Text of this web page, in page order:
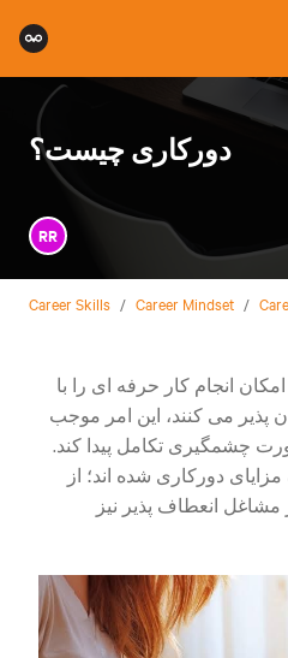
دورکاری چیست؟
RR
Career Skills / Career Mindset /
انجام کار حرفه ای را با
می کنند، این امر موجب
چشمگیری تکامل پیدا کند.
دورکاری شده اند؛ از
انعطاف پذیر نیز